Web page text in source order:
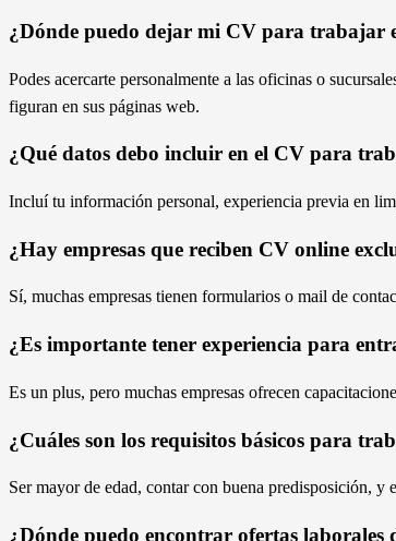
¿Dónde puedo dejar mi CV para trabajar
Podes acercarte personalmente a las oficinas o
figuran en sus páginas web.
¿Qué datos debo incluir en el CV para
Incluí tu información personal, experiencia previa en
¿Hay empresas que reciben CV online
Sí, muchas empresas tienen formularios o mail de
¿Es importante tener experiencia para
Es un plus, pero muchas empresas ofrecen
¿Cuáles son los requisitos básicos para
Ser mayor de edad, contar con buena predisposición, y
¿Dónde puedo encontrar ofertas laborales